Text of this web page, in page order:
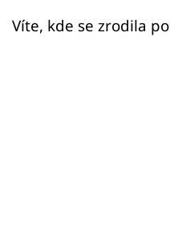
Víte, kde se zrodila